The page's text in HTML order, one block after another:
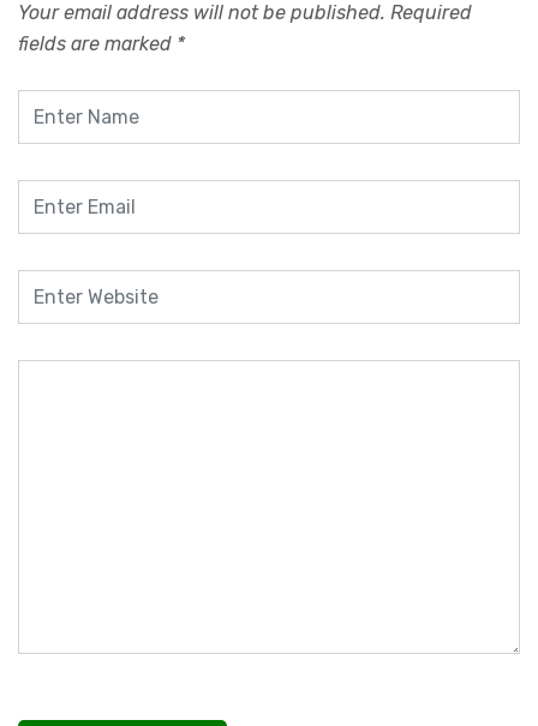
Your email address will not be published. Required
fields are marked *